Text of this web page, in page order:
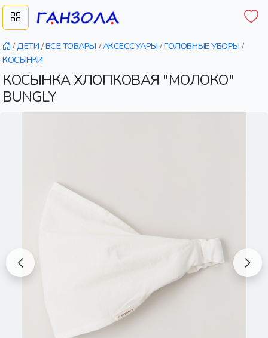
/ДЕТИ /ВСЕ ТОВАРЫ /АКСЕССУАРЫ /ГОЛОВНЫЕ УБОРЫ /
КОСЫНКИ
КОСЫНКА ХЛОПКОВАЯ "МОЛОКО"
BUNGLY